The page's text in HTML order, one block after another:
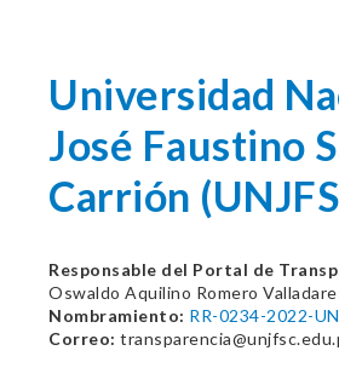
Universidad
José Faustino
Carrión
Responsable del Portal de
Oswaldo Aquilino Romero
Nombramiento: RR-0234-2022-
Correo: